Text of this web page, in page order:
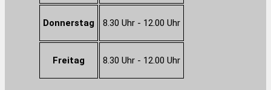
Donnerstag 8.30 Uhr - 12.00 Uhr
Freitag 8.30 Uhr - 12.00 Uhr